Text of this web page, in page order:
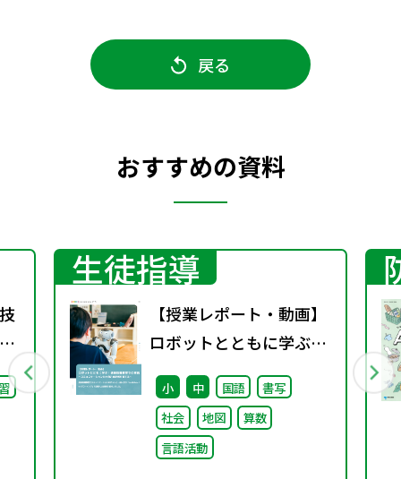
戻る
おすすめの資料
生徒指導
【授業レポート・動画】
ロボットとともに学ぶ！
通級指導教室での実践～
コミュニケーション力と
自己肯定感を育てる～
小 中 国語
書写
社会
地図
算数
言語活動